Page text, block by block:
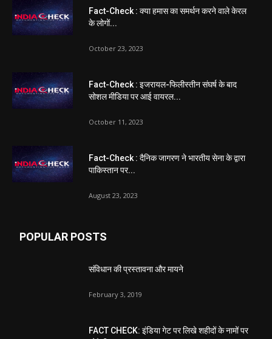
Fact-Check : क्या हमास का समर्थन करने वाले केरल
के लोगों...
October 23, 2023
Fact-Check : इजरायल-फिलीस्तीन संघर्ष के बाद
सोशल मीडिया पर आई वायरल...
October 11, 2023
Fact-Check : दैनिक जागरण ने भारतीय सेना के द्वारा
पाकिस्तान पर...
August 23, 2023
POPULAR POSTS
संविधान की प्रस्तावना और मायने
February 3, 2019
FACT CHECK: इंडिया गेट पर लिखे शहीदों के नामों पर